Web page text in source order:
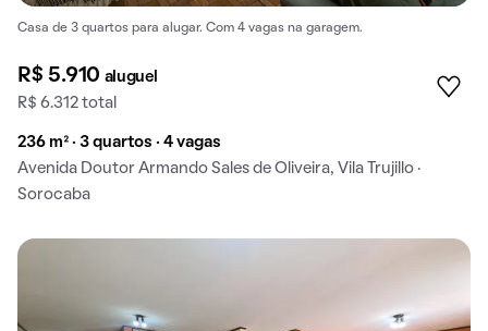
Casa de 3 quartos para alugar. Com 4 vagas na garagem.
R$ 5.910 aluguel
R$ 6.312 total
236 m² · 3 quartos · 4 vagas
Avenida Doutor Armando Sales de Oliveira, Vila Trujillo ·
Sorocaba